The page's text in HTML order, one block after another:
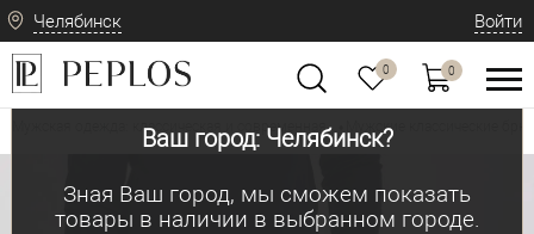
Челябинск
Ваш город: Челябинск?
Зная Ваш город, мы сможем показать
товары в наличии в выбранном городе.
Войти
0 0
Мужская одежда: классическая и современная Мужские классические